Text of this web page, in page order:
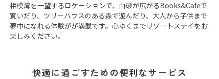
相模湾を一望するロケーションで、白砂が広がるBooks&Cafeで
寛いだり、ツリーハウスのある森で遊んだり、大人から子供まで
夢中になれる体験がが満載です。心ゆくまでリゾートステイをお
楽しみください。
快適に過ごすための便利なサービス